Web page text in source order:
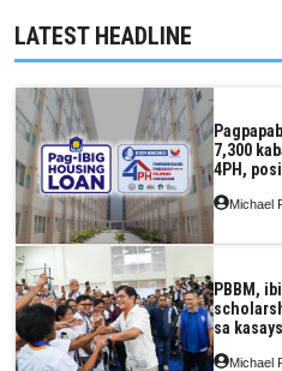
LATEST HEADLINE
7,300
4PH,
Pag-IBIG
Michael
PBBM,
sa
Michael